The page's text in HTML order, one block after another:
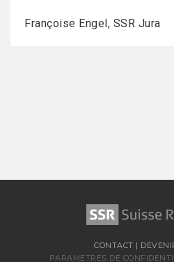
Françoise Engel, SSR Jura
CONTACT |
PARAMÈTRES DE